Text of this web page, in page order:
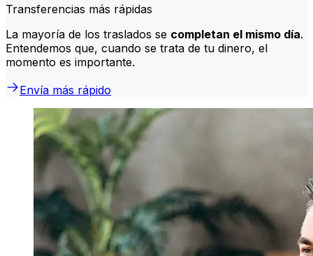
Transferencias más rápidas
La mayoría de los traslados se completan el mismo día.
Entendemos que, cuando se trata de tu dinero, el
momento es importante.
Envía más rápido